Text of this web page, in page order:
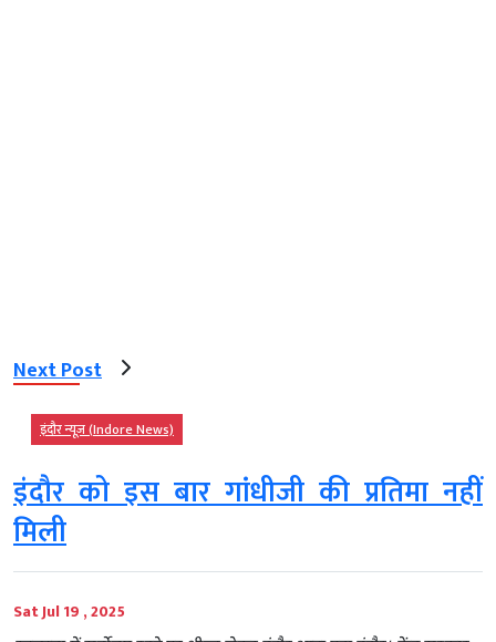
Next Post
इंदौर न्यूज़ (Indore News)
इंदौर को इस बार गांधीजी की प्रतिमा नहीं
मिली
Sat Jul 19 , 2025